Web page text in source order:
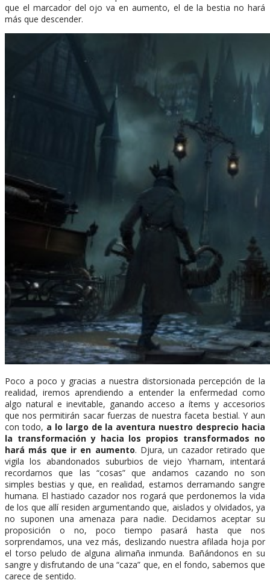
que el marcador del ojo va en aumento, el de la bestia no hará
más que descender.
Poco a poco y gracias a nuestra distorsionada percepción de la
realidad, iremos aprendiendo a entender la enfermedad como
algo natural e inevitable, ganando acceso a ítems y accesorios
que nos permitirán sacar fuerzas de nuestra faceta bestial. Y aun
con todo, a lo largo de la aventura nuestro desprecio hacia
la transformación y hacia los propios transformados no
hará más que ir en aumento. Djura, un cazador retirado que
vigila los abandonados suburbios de viejo Yharnam, intentará
recordarnos que las “cosas” que andamos cazando no son
simples bestias y que, en realidad, estamos derramando sangre
humana. El hastiado cazador nos rogará que perdonemos la vida
de los que allí residen argumentando que, aislados y olvidados, ya
no suponen una amenaza para nadie. Decidamos aceptar su
proposición o no, poco tiempo pasará hasta que nos
sorprendamos, una vez más, deslizando nuestra afilada hoja por
el torso peludo de alguna alimaña inmunda. Bañándonos en su
sangre y disfrutando de una “caza” que, en el fondo, sabemos que
carece de sentido.